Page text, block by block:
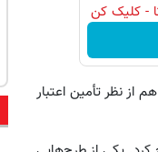
- کلیک کن
از نظر تأمین اعتبار